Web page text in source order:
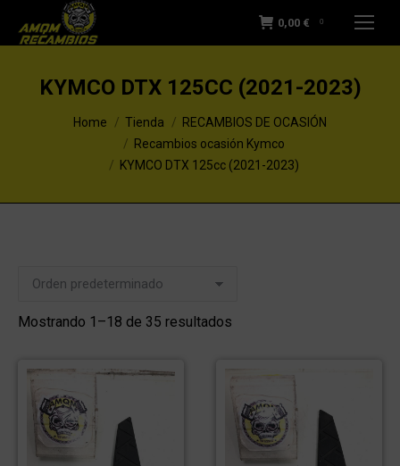
0,00 € 0
KYMCO DTX 125CC (2021-2023)
You are here:Home Tienda
RECAMBIOS DE OCASIÓN
Recambios ocasión Kymco
KYMCO DTX 125cc (2021-2023)
Mostrando 1–18 de 35 resultados